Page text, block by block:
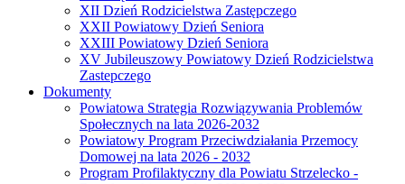
XII Dzień Rodzicielstwa Zastępczego
XXII Powiatowy Dzień Seniora
XXIII Powiatowy Dzień Seniora
XV Jubileuszowy Powiatowy Dzień Rodzicielstwa
Zastepczego
Dokumenty
Powiatowa Strategia Rozwiązywania Problemów
Społecznych na lata 2026-2032
Powiatowy Program Przeciwdziałania Przemocy
Domowej na lata 2026 - 2032
Program Profilaktyczny dla Powiatu Strzelecko -